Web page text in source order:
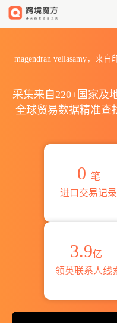
magendran vellasamy，来
采集来自220+国家及
全球贸易数据精准查
0 笔
进口交易记录
3.9亿+
领英联系人线